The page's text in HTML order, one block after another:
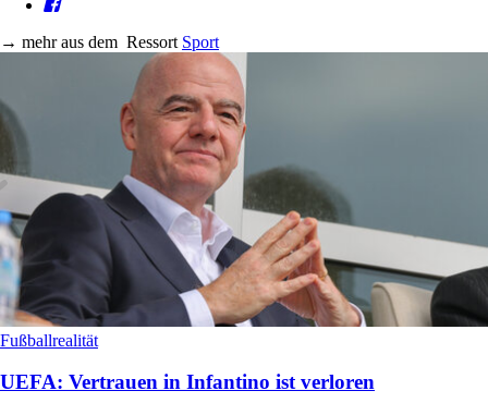
→ mehr aus dem Ressort Sport
Fußballrealität
UEFA: Vertrauen in Infantino ist verloren